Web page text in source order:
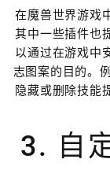
在魔兽世界游戏
其中一些插件也
以通过在游戏中
志图案的目的。
隐藏或删除技能
3. 自